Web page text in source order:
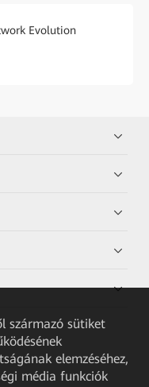
Evolution
származó sütiket
elemzéséhez,
média funkciók